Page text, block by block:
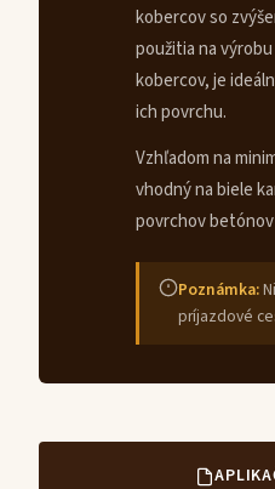
kobercov so
použitia na
kobercov, je
ich povrchu.
Vzhľadom na
vhodný na biele
povrchov
Poznámka:
príjazdové